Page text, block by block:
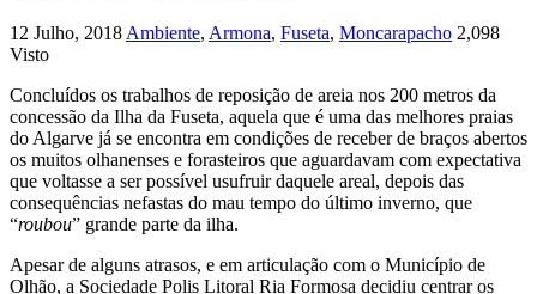
12 Julho, 2018Ambiente, Armona, Fuseta, Moncarapacho 2,098
Visto
Concluídos os trabalhos de reposição de areia nos 200 metros da
concessão da Ilha da Fuseta, aquela que é uma das melhores praias
do Algarve já se encontra em condições de receber de braços abertos
os muitos olhanenses e forasteiros que aguardavam com expectativa
que voltasse a ser possível usufruir daquele areal, depois das
consequências nefastas do mau tempo do último inverno, que
“roubou” grande parte da ilha.
Apesar de alguns atrasos, e em articulação com o Município de
Olhão, a Sociedade Polis Litoral Ria Formosa decidiu centrar os